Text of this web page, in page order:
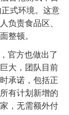
式环境。这意
负责食品区、
整顿。
官方也做出了
大，团队目前
承诺，包括正
有计划新增的
，无需额外付